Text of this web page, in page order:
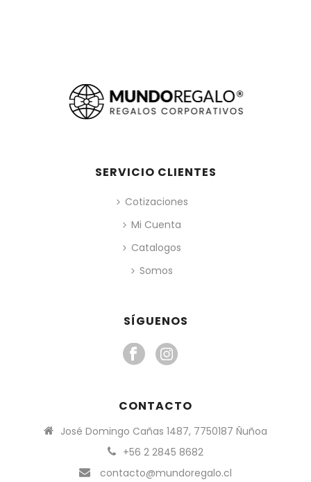
SERVICIO CLIENTES
Cotizaciones
Mi Cuenta
Catalogos
Somos
SÍGUENOS
CONTACTO
José Domingo Cañas 1487, 7750187 Ñuñoa
+56 2 2845 8682
contacto@mundoregalo.cl